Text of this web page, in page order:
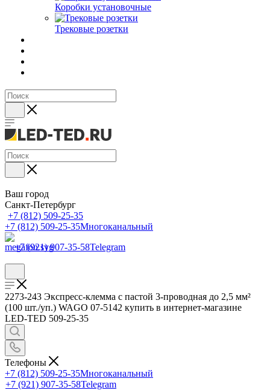
Коробки установочные
Трековые розетки
Ваш город
Санкт-Петербург
+7 (812) 509-25-35
+7 (812) 509-25-35Многоканальный
+7 (921) 907-35-58Telegram
2273-243 Экcпресс-клемма с пастой 3-проводная до 2,5 мм²
(100 шт./уп.) WAGO 07-5142 купить в интернет-магазине
LED-TED 509-25-35
Телефоны
+7 (812) 509-25-35Многоканальный
+7 (921) 907-35-58Telegram